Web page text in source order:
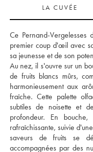
LA CUVÉE
Ce Pernand-
premier coup d'œil avec
sa jeunesse et de son
Au nez, il s'ouvre sur un
de fruits blancs mûrs,
harmonieusement aux
fraîche. Cette palette
subtiles de noisette et
profondeur. En
rafraîchissante, suivie
saveurs de fruits se
accompagnées par des